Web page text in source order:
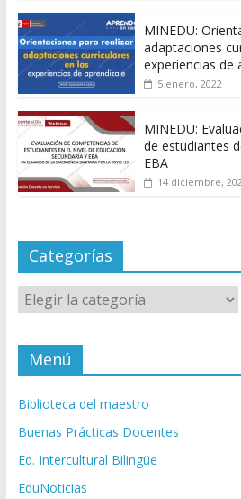
MINEDU:
adaptaciones
experiencias de
5 enero, 2022
MINEDU:
de estudiantes
EBA
14 diciembre,
Categorías
Categorías
Menú
Biblioteca del maestro
Buenas Prácticas Docentes
Ed. Intercultural Bilingüe
EduNoticias